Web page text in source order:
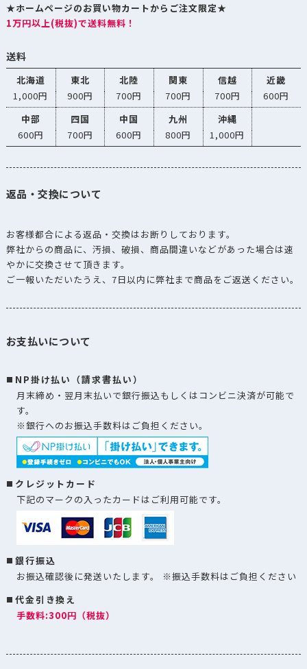
★ホームページのお買い物カートからご注文限定★
1万円以上(税抜)で送料無料！
送料
北海道 東北 北陸 関東 信越
近畿
1,000円
900円 700円 700円 700円
600円
中部
四国 中国 九州
沖縄
600円
700円 600円 800円 1,000円
返品・交換について
お客様都合による返品・交換はお断りしております。
弊社からの商品に、汚損、破損、商品間違いなどがあった場合は速
やかに交換させて頂きます。
ご一報いただいたうえ、7日以内に弊社まで商品をご返送ください。
お支払いについて
NP掛け払い（請求書払い）
月末締め・翌月末払いで銀行振込もしくはコンビニ決済が可能で
す。
※銀行へのお振込手数料はご負担ください。
クレジットカード
下記のマークの入ったカードはご利用可能です。
銀行振込
お振込確認後に発送いたします。 ※振込手数料はご負担ください
代金引き換え
手数料:300円（税抜）